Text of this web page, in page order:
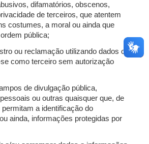
difamatórios, obscenos,
de terceiros, que atentem
costumes, a moral ou ainda que
pública;
ou reclamação utilizando dados ou
como terceiro sem autorização
de divulgação pública,
ou outras quaisquer que, de
a identificação do
ainda, informações protegidas por